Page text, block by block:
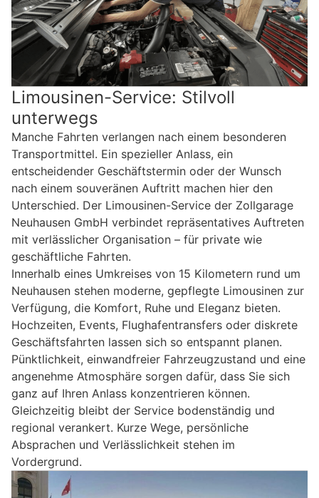
Limousinen-Service: Stilvoll
unterwegs
Manche Fahrten verlangen nach einem besonderen
Transportmittel. Ein spezieller Anlass, ein
entscheidender Geschäftstermin oder der Wunsch
nach einem souveränen Auftritt machen hier den
Unterschied. Der Limousinen-Service der Zollgarage
Neuhausen GmbH verbindet repräsentatives Auftreten
mit verlässlicher Organisation – für private wie
geschäftliche Fahrten.
Innerhalb eines Umkreises von 15 Kilometern rund um
Neuhausen stehen moderne, gepflegte Limousinen zur
Verfügung, die Komfort, Ruhe und Eleganz bieten.
Hochzeiten, Events, Flughafentransfers oder diskrete
Geschäftsfahrten lassen sich so entspannt planen.
Pünktlichkeit, einwandfreier Fahrzeugzustand und eine
angenehme Atmosphäre sorgen dafür, dass Sie sich
ganz auf Ihren Anlass konzentrieren können.
Gleichzeitig bleibt der Service bodenständig und
regional verankert. Kurze Wege, persönliche
Absprachen und Verlässlichkeit stehen im
Vordergrund.